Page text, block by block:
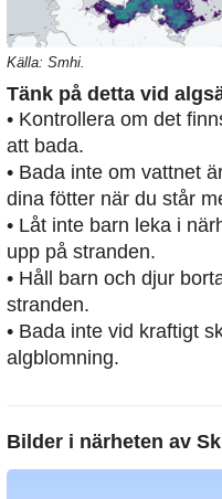
Källa: Smhi.
Tänk på detta vid
• Kontrollera om det
att bada.
• Bada inte om vattnet
dina fötter när du står
• Låt inte barn leka i
upp på stranden.
• Håll barn och djur
stranden.
• Bada inte vid kraftigt
algblomning.
Bilder i närheten av